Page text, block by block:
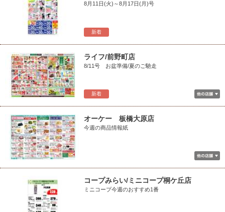
新着
8月11日(火)～8月17日(月)号
新着
ライフ/前野町店
8/11号 お盆準備/夏のご馳走
オーケー 板橋大原店
今週の商品情報紙
コープみらい/ミニコープ桐ケ丘店
ミニコープ今週のおすすめ1番